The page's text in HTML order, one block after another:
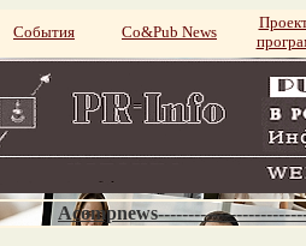
События Со&Pub News